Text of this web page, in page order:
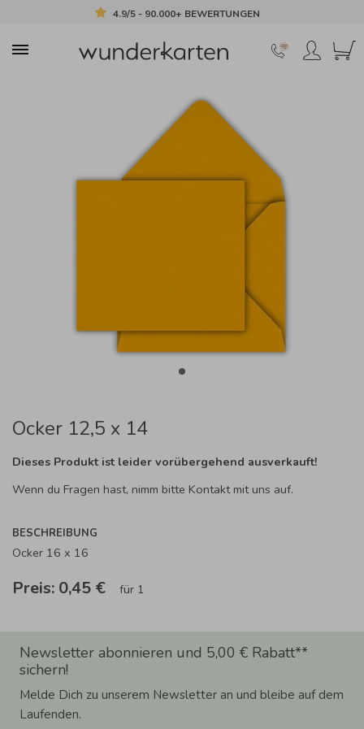
4.9/5 - 90.000+ BEWERTUNGEN
Ocker 12,5 x 14
Dieses Produkt ist leider vorübergehend ausverkauft!
Wenn du Fragen hast, nimm bitte Kontakt mit uns auf.
BESCHREIBUNG
Ocker 16 x 16
Preis: 0,45 € für 1
Newsletter abonnieren und 5,00 € Rabatt**
sichern!
Melde Dich zu unserem Newsletter an und bleibe auf dem
Laufenden.